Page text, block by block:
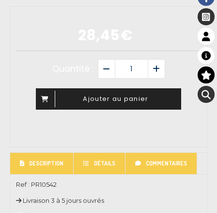
Ajouter au panier
DESCRIPTION DÉTAILS COMMENTAIRES
Ref : PR10542
Livraison 3 à 5 jours ouvrés